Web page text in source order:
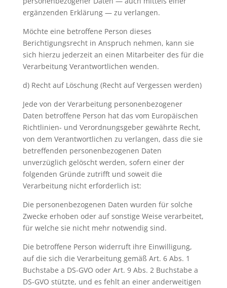
ergänzenden Erklärung — zu verlangen.
Möchte eine betroffene Person dieses
Berichtigungsrecht in Anspruch nehmen, kann sie
sich hierzu jederzeit an einen Mitarbeiter des für die
Verarbeitung Verantwortlichen wenden.
d) Recht auf Löschung (Recht auf Vergessen werden)
Jede von der Verarbeitung personenbezogener
Daten betroffene Person hat das vom Europäischen
Richtlinien- und Verordnungsgeber gewährte Recht,
von dem Verantwortlichen zu verlangen, dass die sie
betreffenden personenbezogenen Daten
unverzüglich gelöscht werden, sofern einer der
folgenden Gründe zutrifft und soweit die
Verarbeitung nicht erforderlich ist:
Die personenbezogenen Daten wurden für solche
Zwecke erhoben oder auf sonstige Weise verarbeitet,
für welche sie nicht mehr notwendig sind.
Die betroffene Person widerruft ihre Einwilligung,
auf die sich die Verarbeitung gemäß Art. 6 Abs. 1
Buchstabe a DS-GVO oder Art. 9 Abs. 2 Buchstabe a
DS-GVO stützte, und es fehlt an einer anderweitigen